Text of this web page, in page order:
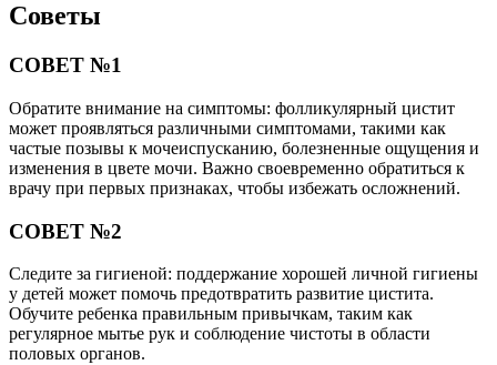
Советы
СОВЕТ №1
Обратите внимание на симптомы: фолликулярный цистит
может проявляться различными симптомами, такими как
частые позывы к мочеиспусканию, болезненные ощущения и
изменения в цвете мочи. Важно своевременно обратиться к
врачу при первых признаках, чтобы избежать осложнений.
СОВЕТ №2
Следите за гигиеной: поддержание хорошей личной гигиены
у детей может помочь предотвратить развитие цистита.
Обучите ребенка правильным привычкам, таким как
регулярное мытье рук и соблюдение чистоты в области
половых органов.